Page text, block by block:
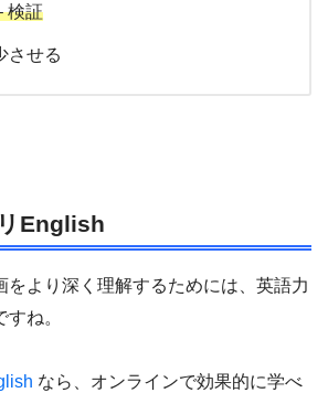
検証
させる
English
をより深く理解するためには、英語力
ね。
なら、オンラインで効果的に学べ